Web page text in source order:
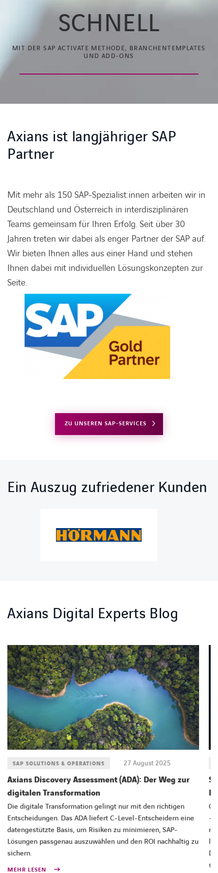
SCHNELL
MIT DER SAP ACTIVATE METHODE, BRANCHENTEMPLATES
UND ADD-ONS
Axians ist langjähriger SAP
Partner
Mit mehr als 150 SAP-Spezialist:innen arbeiten wir in
Deutschland und Österreich in interdisziplinären
Teams gemeinsam für Ihren Erfolg. Seit über 30
Jahren treten wir dabei als enger Partner der SAP auf.
Wir bieten Ihnen alles aus einer Hand und stehen
Ihnen dabei mit individuellen Lösungskonzepten zur
Seite.
ZU UNSEREN SAP-SERVICES
Ein Auszug zufriedener Kunden
Axians Digital Experts Blog
27 August 2025
SAP SOLUTIONS & OPERATIONS
Axians Discovery Assessment (ADA): Der Weg zur
digitalen Transformation
Die digitale Transformation gelingt nur mit den richtigen
Entscheidungen. Das ADA liefert C-Level-Entscheidern eine
datengestützte Basis, um Risiken zu minimieren, SAP-
Lösungen passgenau auszuwählen und den ROI nachhaltig zu
sichern.
MEHR LESEN
–